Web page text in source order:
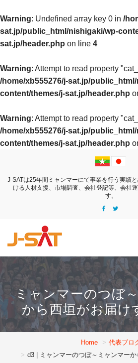
Warning: Undefined array key 0 in /
sat.jp/public_html/nishigaki/wp-
sat.jp/header.php on line 4
Warning: Attempt to read property
/home/xb555276/j-sat.jp/
content/themes/j-sat.jp/header.php
Warning: Attempt to read property
/home/xb555276/j-sat.jp/
content/themes/j-sat.jp/header.php
J-SATは25年間ミャンマーにて事業を行う実績
ける 人材支援、市場調査、会社登記等、会社
す。
ミャンマーのつぼ
から西垣がお届け
Home
代表ブロ
d3 | ミャンマーのつぼ～ミャンマー